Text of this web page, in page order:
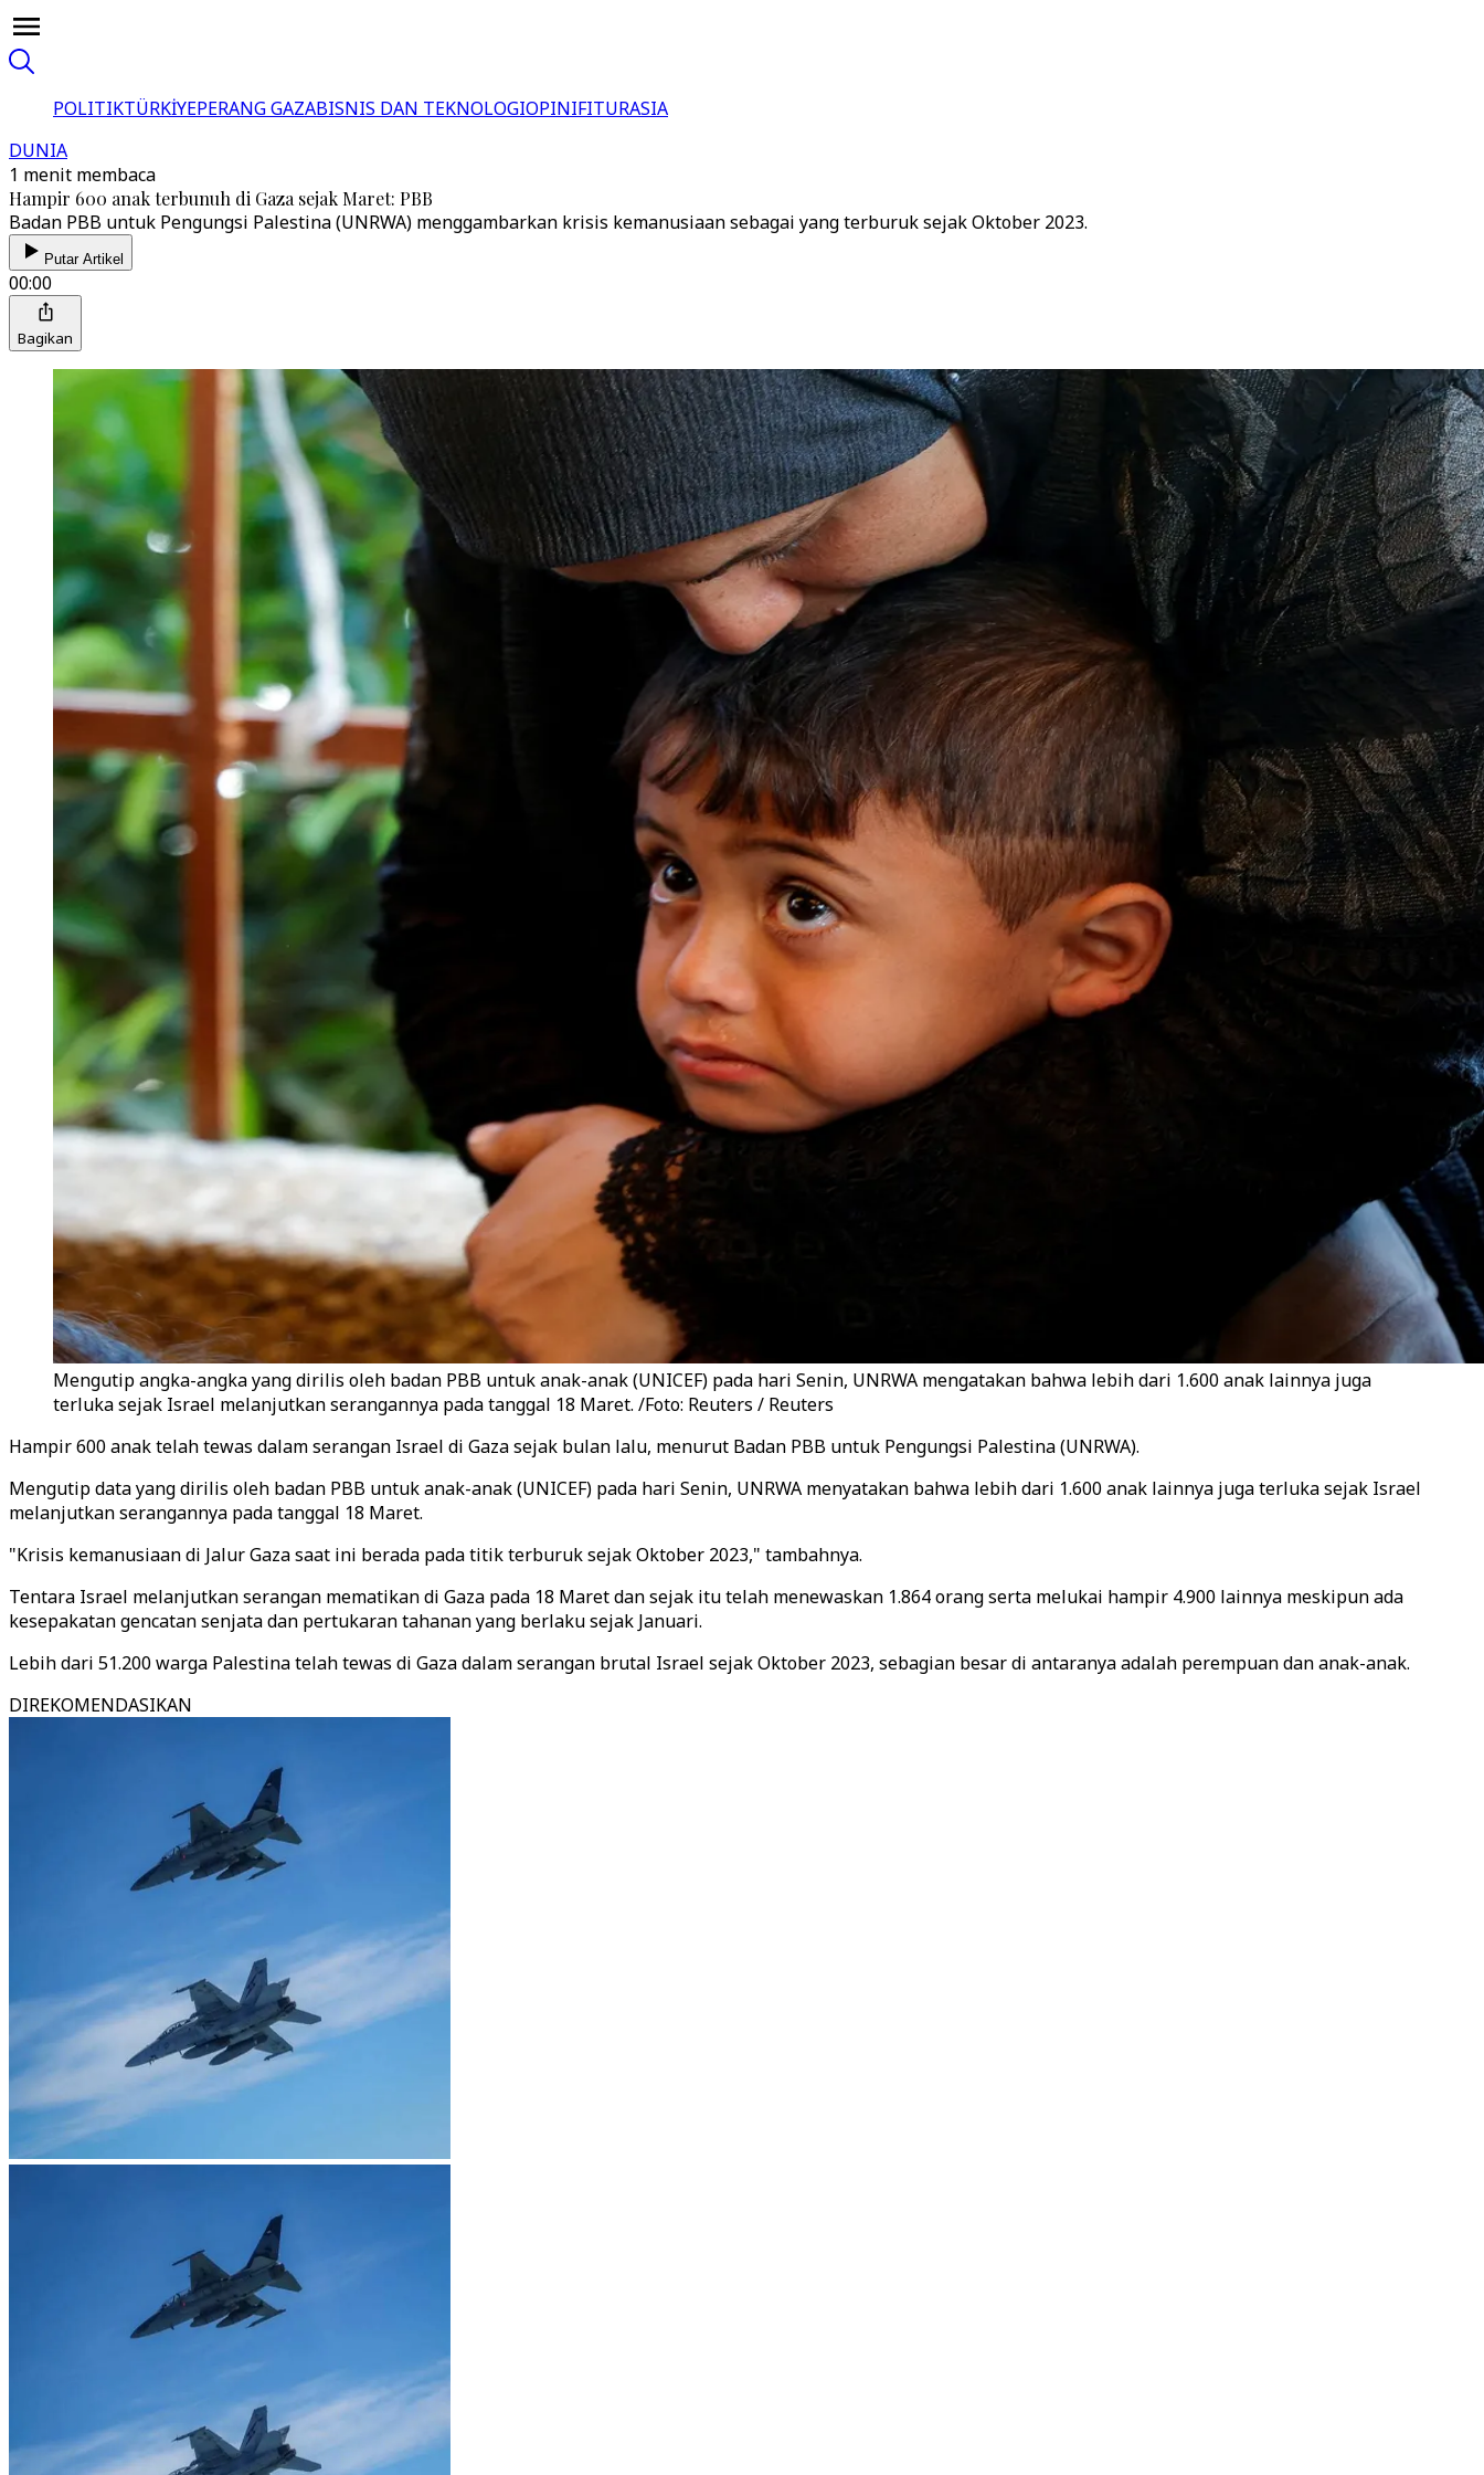
POLITIKTÜRKİYEPERANG GAZABISNIS DAN TEKNOLOGIOPINIFITURASIA
DUNIA
1 menit membaca
Hampir 600 anak terbunuh di Gaza sejak Maret: PBB
Badan PBB untuk Pengungsi Palestina (UNRWA) menggambarkan krisis kemanusiaan sebagai yang terburuk sejak Oktober 2023.
Putar Artikel
00:00
Bagikan
Mengutip angka-angka yang dirilis oleh badan PBB untuk anak-anak (UNICEF) pada hari Senin, UNRWA mengatakan bahwa lebih dari 1.600 anak lainnya juga
terluka sejak Israel melanjutkan serangannya pada tanggal 18 Maret. /Foto: Reuters / Reuters
Hampir 600 anak telah tewas dalam serangan Israel di Gaza sejak bulan lalu, menurut Badan PBB untuk Pengungsi Palestina (UNRWA).
Mengutip data yang dirilis oleh badan PBB untuk anak-anak (UNICEF) pada hari Senin, UNRWA menyatakan bahwa lebih dari 1.600 anak lainnya juga terluka sejak Israel
melanjutkan serangannya pada tanggal 18 Maret.
"Krisis kemanusiaan di Jalur Gaza saat ini berada pada titik terburuk sejak Oktober 2023," tambahnya.
Tentara Israel melanjutkan serangan mematikan di Gaza pada 18 Maret dan sejak itu telah menewaskan 1.864 orang serta melukai hampir 4.900 lainnya meskipun ada
kesepakatan gencatan senjata dan pertukaran tahanan yang berlaku sejak Januari.
Lebih dari 51.200 warga Palestina telah tewas di Gaza dalam serangan brutal Israel sejak Oktober 2023, sebagian besar di antaranya adalah perempuan dan anak-anak.
DIREKOMENDASIKAN